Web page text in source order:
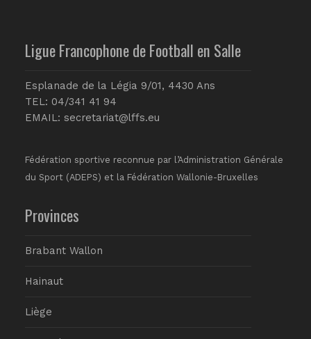
Ligue Francophone de Football en Salle
Esplanade de la Légia 9/01, 4430 Ans
TEL: 04/341 41 94
EMAIL: secretariat@lffs.eu
Fédération sportive reconnue par l’Administration Générale
du Sport (ADEPS) et la Fédération Wallonie-Bruxelles
Provinces
Brabant Wallon
Hainaut
Liège